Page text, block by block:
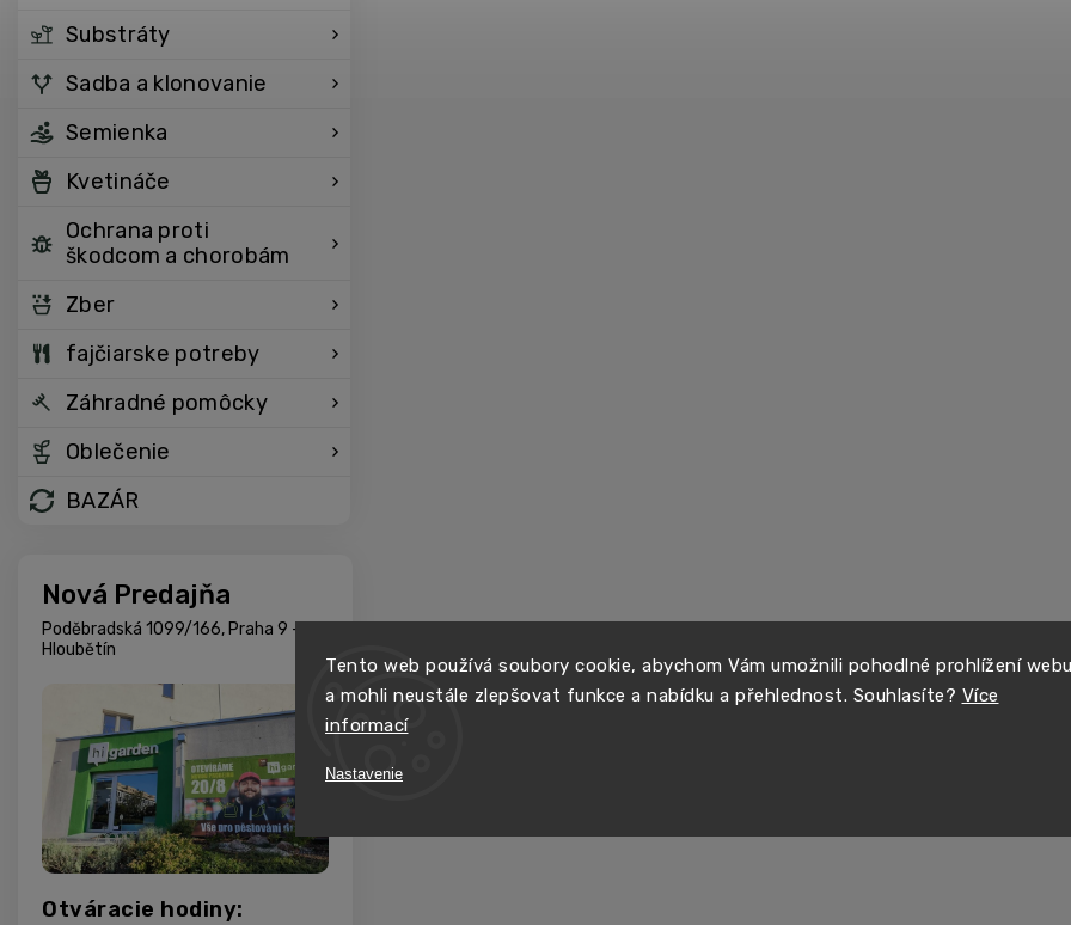
Tento web používá soubory cookie, abychom Vám umožnili pohodlné prohlížení webu
a mohli neustále zlepšovat funkce a nabídku a přehlednost. Souhlasíte? Více
informací
Nastavenie
Substráty
Sadba a klonovanie
Semienka
Kvetináče
Ochrana proti
škodcom a chorobám
Zber
fajčiarske potreby
Záhradné pomôcky
Oblečenie
BAZÁR
Nová Predajňa
Poděbradská 1099/166, Praha 9 -
Hloubětín
Otváracie hodiny: